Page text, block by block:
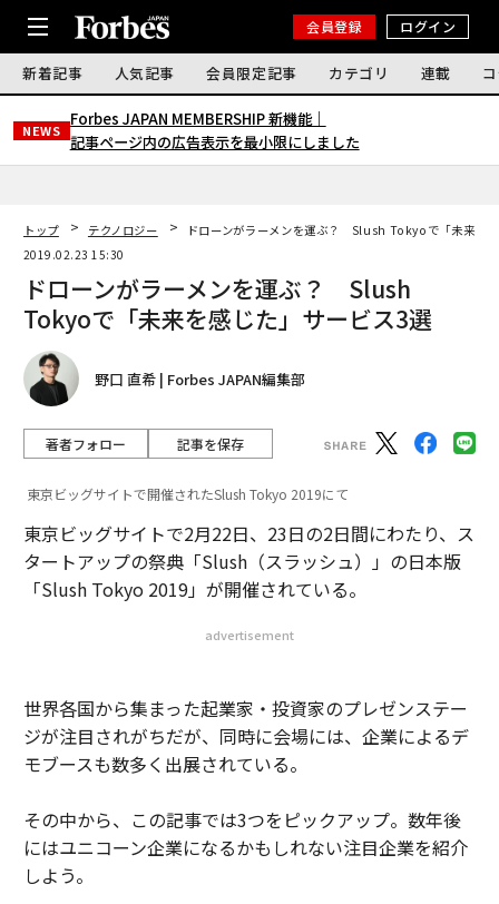
会員登録 ログイン
新着記事 人気記事 会員限定記事 カテゴリ 連載
NEWS
Forbes JAPAN MEMBERSHIP 新機能｜
記事ページ内の広告表示を最小限にしました
トップ テクノロジー
ドローンがラーメンを運ぶ？ Slush Tokyoで「未来を
2019.02.23 15:30
ドローンがラーメンを運ぶ？ Slush
Tokyoで「未来を感じた」サービス3選
野口 直希 | Forbes JAPAN編集部
著者フォロー 記事を保存
東京ビッグサイトで開催されたSlush Tokyo 2019にて
東京ビッグサイトで2月22日、23日の2日間にわたり、ス
タートアップの祭典「Slush（スラッシュ）」の日本版
「Slush Tokyo 2019」が開催されている。
advertisement
世界各国から集まった起業家・投資家のプレゼンステー
ジが注目されがちだが、同時に会場には、企業によるデ
モブースも数多く出展されている。
その中から、この記事では3つをピックアップ。数年後
にはユニコーン企業になるかもしれない注目企業を紹介
しよう。